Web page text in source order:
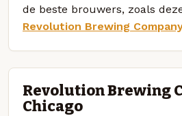
de beste brouwers, zoals
Revolution Brewing
Revolution Brewing
Chicago